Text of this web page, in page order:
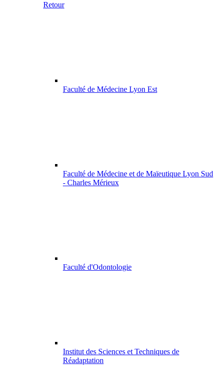
Retour
Faculté de Médecine Lyon Est
Faculté de Médecine et de Maïeutique Lyon Sud
- Charles Mérieux
Faculté d'Odontologie
Institut des Sciences et Techniques de
Réadaptation